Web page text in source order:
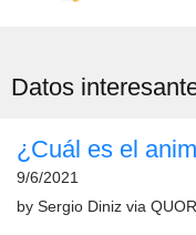
Datos
¿Cuál es el
9/6/2021
by Sergio Diniz via